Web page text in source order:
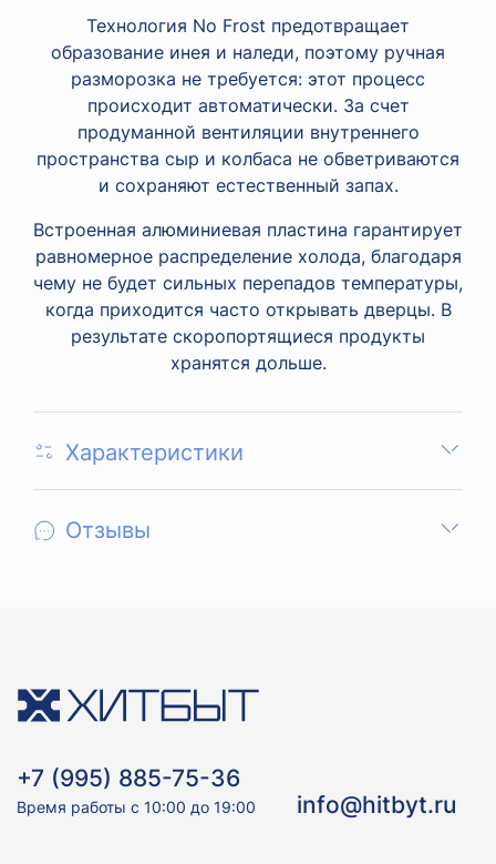
Технология No Frost предотвращает
образование инея и наледи, поэтому ручная
разморозка не требуется: этот процесс
происходит автоматически. За счет
продуманной вентиляции внутреннего
пространства сыр и колбаса не обветриваются
и сохраняют естественный запах.
Встроенная алюминиевая пластина гарантирует
равномерное распределение холода, благодаря
чему не будет сильных перепадов температуры,
когда приходится часто открывать дверцы. В
результате скоропортящиеся продукты
хранятся дольше.
Характеристики
Отзывы
+7 (995) 885-75-36
Время работы с 10:00 до 19:00 info@hitbyt.ru